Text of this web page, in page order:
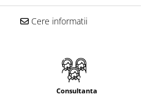
Cere informatii
Consultanta